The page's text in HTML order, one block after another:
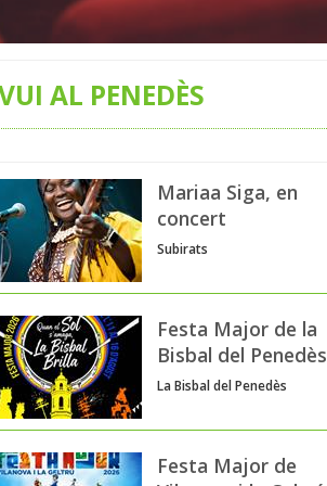
AL PENEDÈS
Mariaa Siga, en
concert
Subirats
Festa Major de la
Bisbal del Penedès
La Bisbal del Penedès
Festa Major de